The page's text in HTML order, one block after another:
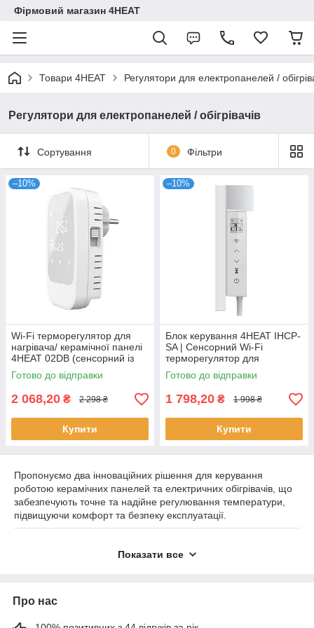
Фірмовий магазин 4HEAT
Товари 4HEAT Регулятори для електропанелей /
Регулятори для електропанелей / обігрівачів
Сортування 0 Фільтри
–10%
Wi-Fi терморегулятор для
нагрівача/ керамічної панелі
4HEAT 02DB (сенсорний із
вилкою, 16 А, клеми L+N+PE)
Готово до відправки
2 068,20 ₴ 2 298 ₴
Купити
–10%
Блок керування 4HEAT IHCP-
SA | Сенсорний Wi-Fi
терморегулятор для
інфрачервоної панелі з
пультом ДК
Готово до відправки
1 798,20 ₴ 1 998 ₴
Купити
Пропонуємо два інноваційних рішення для керування
роботою керамічних панелей та електричних обігрівачів, що
забезпечують точне та надійне регулювання температури,
підвищуючи комфорт та безпеку експлуатації.
1. Терморегулятор-вилка з функцією Wi-Fi та
Показати все
Про нас